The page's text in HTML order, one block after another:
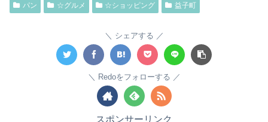
パン ☆グルメ ☆ショッピング 益子町
シェアする
Redoをフォローする
スポンサーリンク